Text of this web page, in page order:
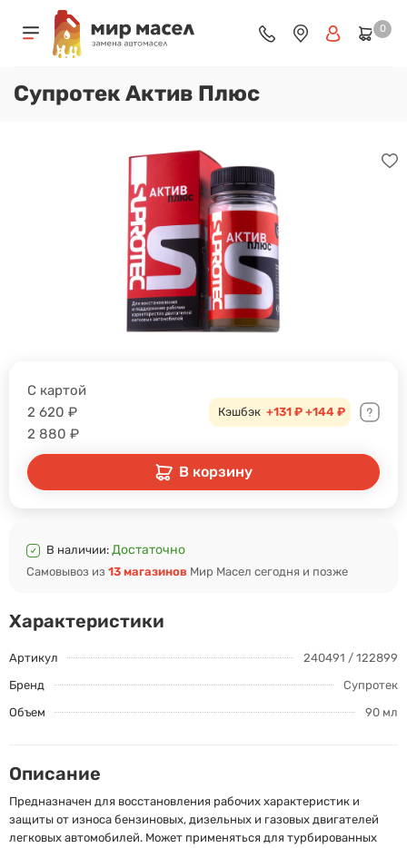
0
Супротек Актив Плюс
Характеристики
Артикул
240491 / 122899
Бренд
Супротек
Объем
90 мл
Описание
Предназначен для восстановления рабочих характеристик и
защиты от износа бензиновых, дизельных и газовых двигателей
легковых автомобилей. Может применяться для турбированных
С картой
2 620 ₽
2 880 ₽
Кэшбэк +131 ₽ +144 ₽
В корзину
В наличии: Достаточно
Самовывоз из 13 магазинов Мир Масел сегодня и позже